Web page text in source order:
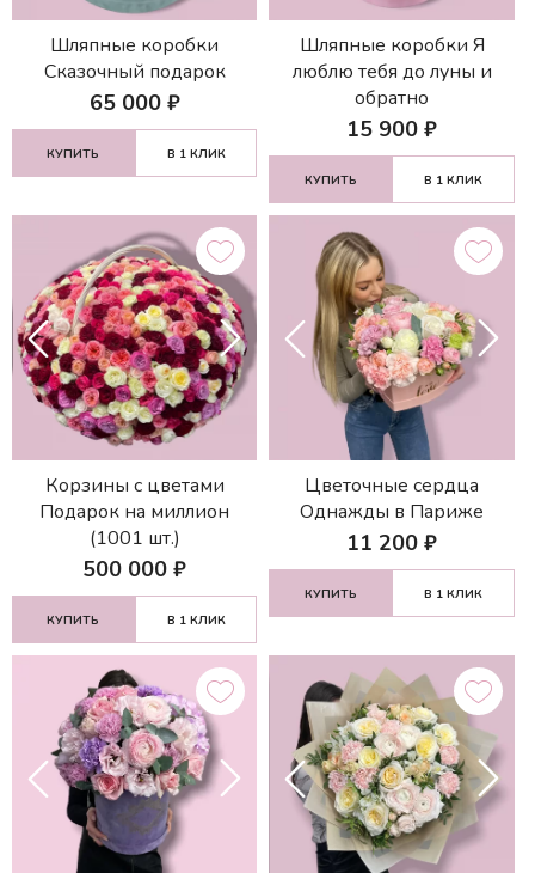
Шляпные коробки
Сказочный подарок
65 000₽
КУПИТЬ В 1 КЛИК
Шляпные коробки Я
люблю тебя до луны и
обратно
15 900 ₽
КУПИТЬ В 1 КЛИК
Корзины с цветами
Подарок на миллион
(1001 шт.)
500 000 ₽
КУПИТЬ В 1 КЛИК
Цветочные сердца
Однажды в Париже
11 200 ₽
КУПИТЬ В 1 КЛИК
НАЙТИ